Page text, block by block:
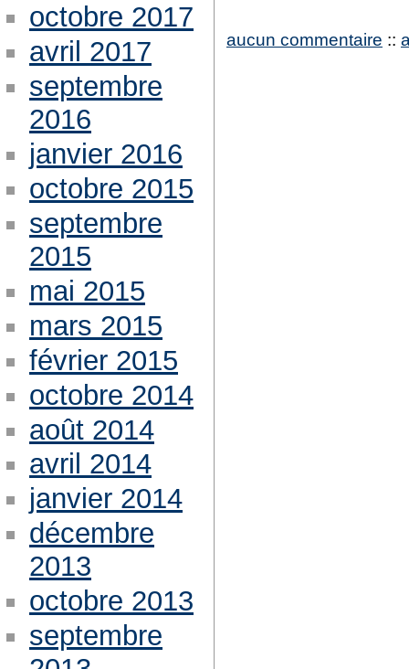
aucun commentaire ::
octobre 2017
avril 2017
septembre
2016
janvier 2016
octobre 2015
septembre
2015
mai 2015
mars 2015
février 2015
octobre 2014
août 2014
avril 2014
janvier 2014
décembre
2013
octobre 2013
septembre